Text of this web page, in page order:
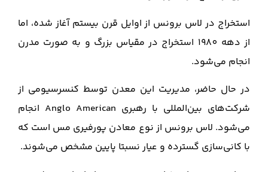
استخراج در لاس برونس از اوایل قرن بیستم آغاز شده، اما
از دهه 1980 استخراج در مقیاس بزرگ و به صورت مدرن
انجام می‌شود.
در حال حاضر، مدیریت این معدن توسط کنسرسیومی از
شرکت‌های بین‌المللی با رهبری Anglo American انجام
می‌شود. لاس برونس از نوع معادن پورفیری مس است که
با کانی‌سازی گسترده و عیار نسبتا پایین مشخص می‌شوند.